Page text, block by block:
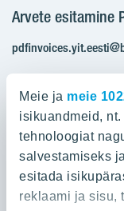
Meie ja meie
isikuandmeid,
tehnoloogiat
salvestamiseks
esitada
reklaami ja sisu,
Arvete esitamine
KMKR: EE100210897
Ettevõttest